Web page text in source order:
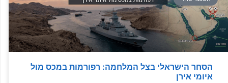
הסחר הישראלי בצל המלחמה: רפורמות במכס מול
איומי אירן